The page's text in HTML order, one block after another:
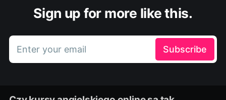
Sign up for more like this.
Enter your email Subscribe